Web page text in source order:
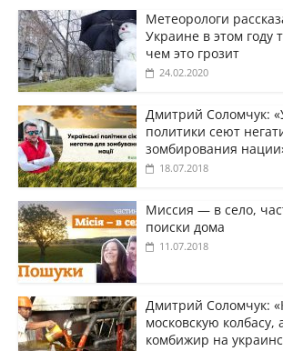
Метеорологи
Украине в этом году
чем это грозит
24.02.2020
Дмитрий Соломчук:
политики сеют
зомбирования
18.07.2018
Миссия — в село,
поиски дома
11.07.2018
Дмитрий Соломчук:
московскую
комбижир на